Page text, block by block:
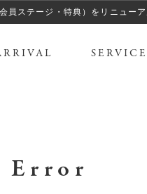
員ステージ・特典）をリニューア
SERVICE
Error